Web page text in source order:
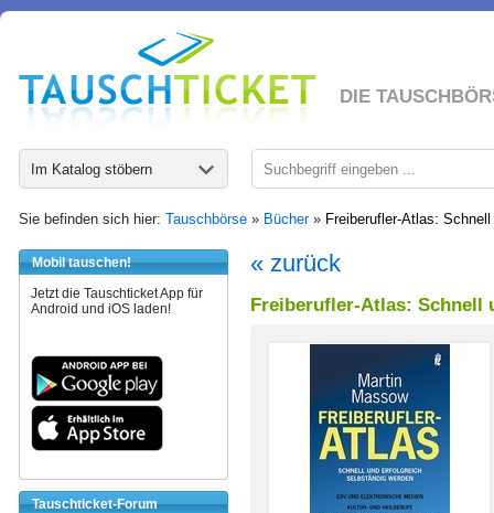
DIE
Im Katalog stöbern
Sie befinden sich hier: Tauschbörse » Bücher» Freiberufler-Atlas:
Mobil tauschen!
Jetzt die Tauschticket App für
Android und iOS laden!
Tauschticket-Forum
« zurück
Freiberufler-Atlas: Schnell